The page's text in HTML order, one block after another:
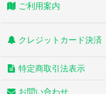
ボールパイソン
コーンスネーク
カーペットパイソン
キングスネーク
ご利用案内
クレジットカード決済
特定商取引法表示
お問い合わせ